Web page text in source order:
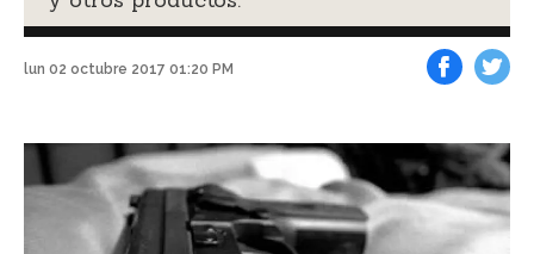
lun 02 octubre 2017 01:20 PM